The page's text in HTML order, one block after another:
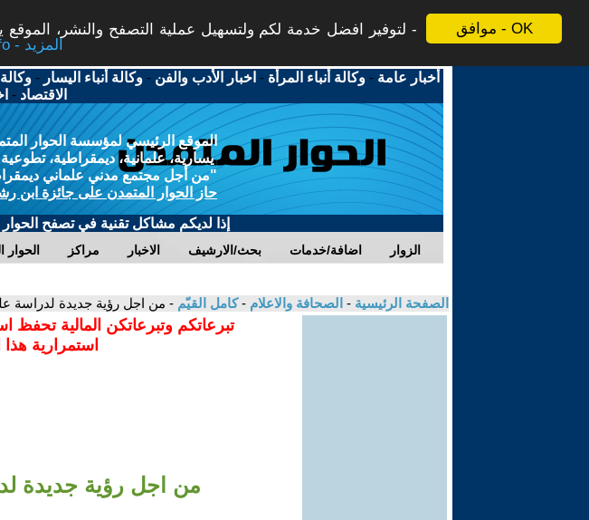
موافق - OK
لتوفير افضل خدمة لكم ولتسهيل عملية التصفح والنشر،
More info - المزيد
أخبار عامة -وكالة أنباء المرأة - اخبار الأدب والفن -وكالة أنباء اليسار -وكالة
الاقتصاد -
الموقع الرئيسي لمؤسسة الحوار
يسارية، علمانية، ديمقراطية،
"من أجل مجتمع مدني علماني
حاز الحوار المتمدن على جائزة ابن
إذا لديكم مشاكل تقنية في تصفح الحوار
الحوار مراكز الاخبار بحث/الارشيف اضافة/خدمات الزوار
الصفحة الرئيسية - الصحافة والاعلام -كامل القيّم - من اجل رؤية جديدة لدراسة
تبرعاتكم وتبرعاتكن المالية تحفظ
استمرارية
من اجل رؤية جديدة